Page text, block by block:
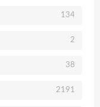
134
2
38
2191